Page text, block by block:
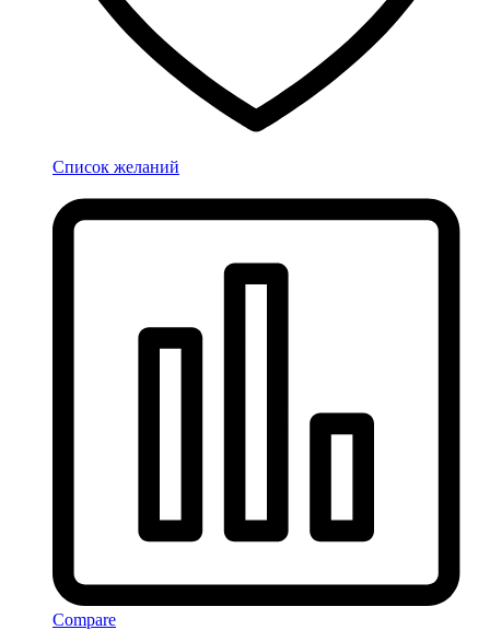
Список желаний
Compare